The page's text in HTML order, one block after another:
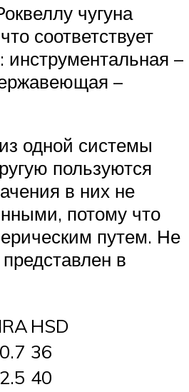
чугуна
соответствует
–
–
одной системы
пользуются
в них не
потому что
путем. Не
в
HSD
36
40